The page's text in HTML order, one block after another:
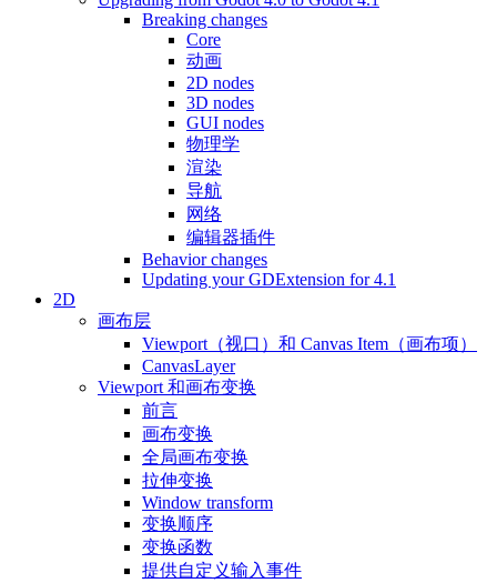
Breaking changes
Core
动画
2D nodes
3D nodes
GUI nodes
物理学
渲染
导航
网络
编辑器插件
Behavior changes
Updating your GDExtension for 4.1
2D
画布层
Viewport（视口）和 Canvas Item（画布项）
CanvasLayer
Viewport 和画布变换
前言
画布变换
全局画布变换
拉伸变换
Window transform
变换顺序
变换函数
提供自定义输入事件